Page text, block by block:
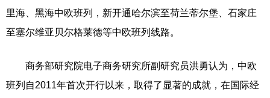
里海、黑海中欧班列，新开通哈尔滨至荷兰蒂尔堡、石家庄
至塞尔维亚贝尔格莱德等中欧班列线路。
商务部研究院电子商务研究所副研究员洪勇认为，中欧
班列自2011年首次开行以来，取得了显著的成就，在国际经